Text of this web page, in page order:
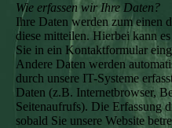
Wie erfassen wir Ihre Daten?
Ihre Daten werden zum einen
diese mitteilen. Hierbei kann
Sie in ein Kontaktformular
Andere Daten werden
durch unsere IT-Systeme
Daten (z.B. Internetbrowser,
Seitenaufrufs). Die Erfassung
sobald Sie unsere Website